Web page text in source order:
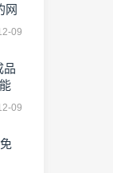
网
09
品
09